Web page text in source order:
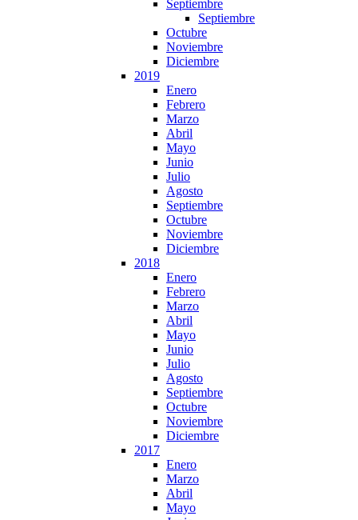
Septiembre
Septiembre
Octubre
Noviembre
Diciembre
2019
Enero
Febrero
Marzo
Abril
Mayo
Junio
Julio
Agosto
Septiembre
Octubre
Noviembre
Diciembre
2018
Enero
Febrero
Marzo
Abril
Mayo
Junio
Julio
Agosto
Septiembre
Octubre
Noviembre
Diciembre
2017
Enero
Marzo
Abril
Mayo